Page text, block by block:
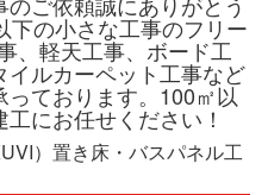
下の小さな工事のフリー
、軽天工事、ボード工
ルカーペット工事など
っております。100㎡以
にお任せください！
）置き床・バスパネル工